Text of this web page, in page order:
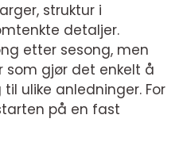
struktur i
detaljer.
etter sesong, men
som gjør det enkelt å
ulike anledninger. For
på en fast